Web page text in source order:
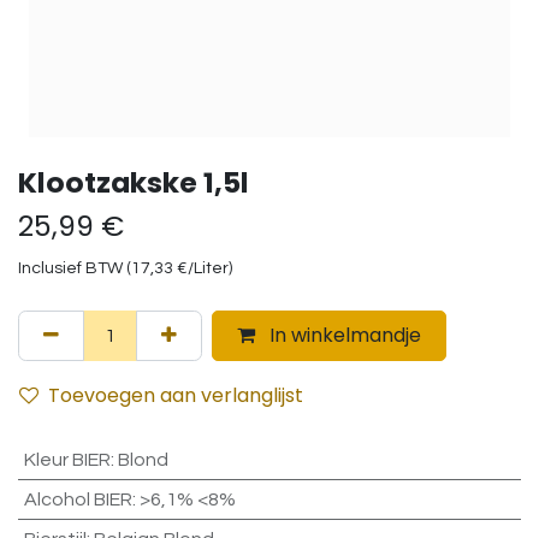
Klootzakske 1,5l
25,99 €
Inclusief BTW ( 17,33 €/Liter)
In winkelmandje
Toevoegen aan verlanglijst
Kleur BIER: Blond
Alcohol BIER: >6,1% <8%